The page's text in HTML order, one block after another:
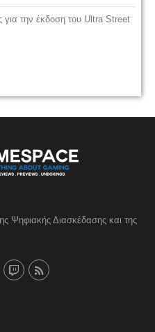
για την έκδοση του Ultra Street
Ψηφιακής Διασκέδασης και της